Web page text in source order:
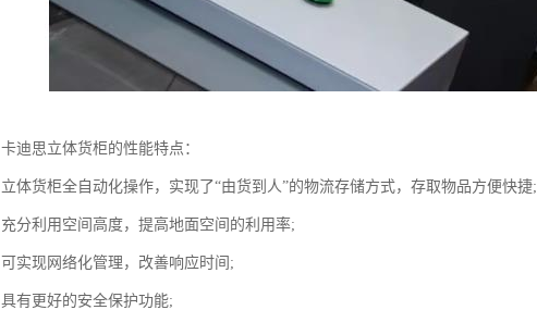
卡迪思立体货柜的性能特点：
立体货柜全自动化操作，实现了“由货到人”的物流存储方式，存取物品方便快捷;
充分利用空间高度，提高地面空间的利用率;
可实现网络化管理，改善响应时间;
具有更好的安全保护功能;